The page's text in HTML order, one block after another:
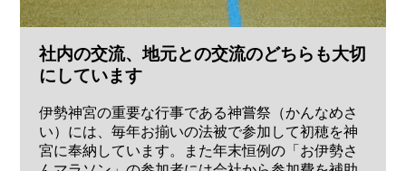
社内の交流、地元との交流のどちらも大切
にしています
伊勢神宮の重要な行事である神嘗祭（かんなめさ
い）には、毎年お揃いの法被で参加して初穂を神
宮に奉納しています。また年末恒例の「お伊勢さ